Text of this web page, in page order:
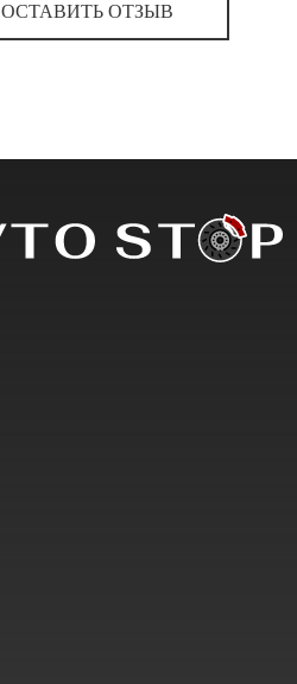
ОСТАВИТЬ ОТЗЫВ